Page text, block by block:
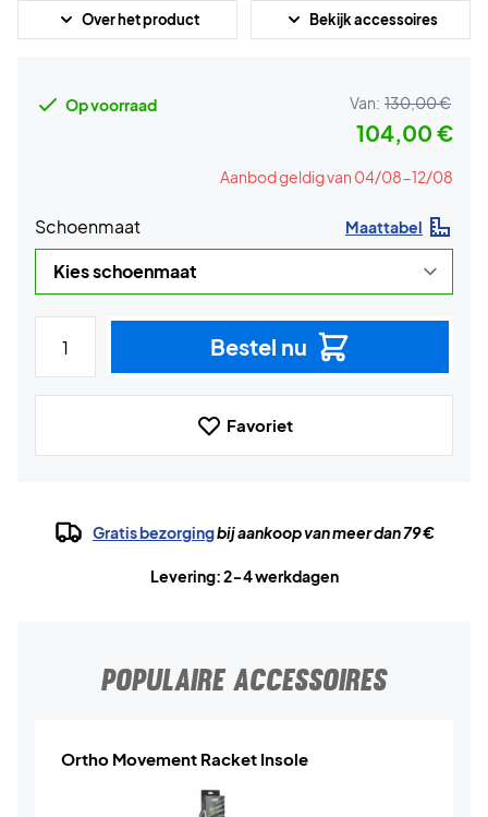
Over het product Bekijk accessoires
Op voorraad Van: 130,00 €
104,00 €
Aanbod geldig van 04/08-12/08
Schoenmaat Maattabel
Bestel nu
Favoriet
Gratis bezorgingbij aankoop van meer dan 79 €
Levering: 2-4 werkdagen
POPULAIRE ACCESSOIRES
Ortho Movement Racket Insole